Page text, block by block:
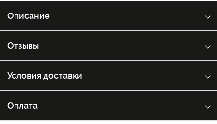
Описание
Отзывы
Условия доставки
Оплата